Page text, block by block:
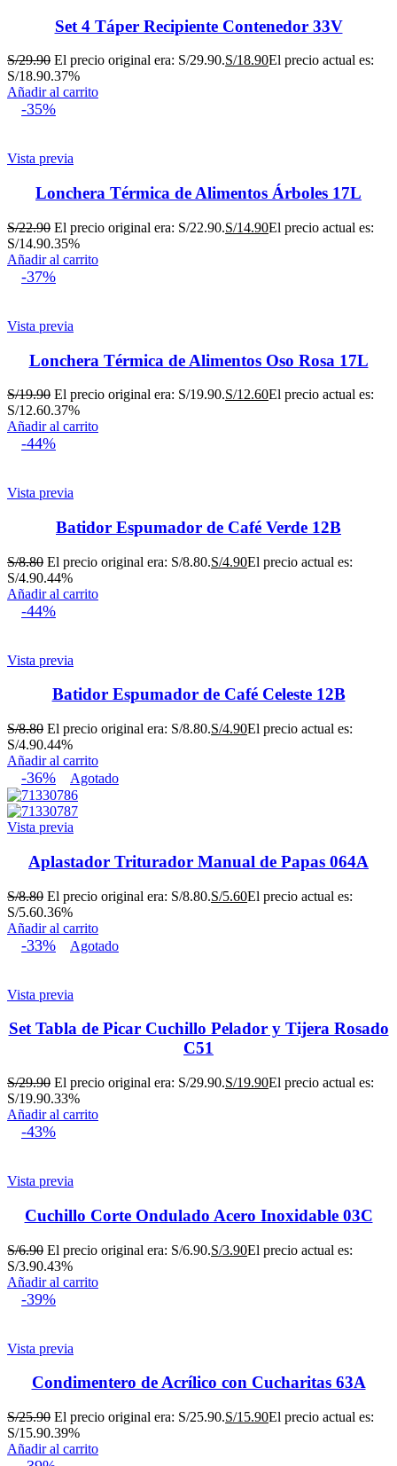
Set 4 Táper Recipiente Contenedor 33V
S/29.90 El precio original era: S/29.90.S/18.90El precio actual es:
S/18.90.37%
Añadir al carrito
-35%
Vista previa
Lonchera Térmica de Alimentos Árboles 17L
S/22.90 El precio original era: S/22.90.S/14.90El precio actual es:
S/14.90.35%
Añadir al carrito
-37%
Vista previa
Lonchera Térmica de Alimentos Oso Rosa 17L
S/19.90 El precio original era: S/19.90.S/12.60El precio actual es:
S/12.60.37%
Añadir al carrito
-44%
Vista previa
Batidor Espumador de Café Verde 12B
S/8.80 El precio original era: S/8.80.S/4.90El precio actual es:
S/4.90.44%
Añadir al carrito
-44%
Vista previa
Batidor Espumador de Café Celeste 12B
S/8.80 El precio original era: S/8.80.S/4.90El precio actual es:
S/4.90.44%
Añadir al carrito
-36% Agotado
Vista previa
Aplastador Triturador Manual de Papas 064A
S/8.80 El precio original era: S/8.80.S/5.60El precio actual es:
S/5.60.36%
Añadir al carrito
-33% Agotado
Vista previa
Set Tabla de Picar Cuchillo Pelador y Tijera Rosado
C51
S/29.90 El precio original era: S/29.90.S/19.90El precio actual es:
S/19.90.33%
Añadir al carrito
-43%
Vista previa
Cuchillo Corte Ondulado Acero Inoxidable 03C
S/6.90 El precio original era: S/6.90.S/3.90El precio actual es:
S/3.90.43%
Añadir al carrito
-39%
Vista previa
Condimentero de Acrílico con Cucharitas 63A
S/25.90 El precio original era: S/25.90.S/15.90El precio actual es:
S/15.90.39%
Añadir al carrito